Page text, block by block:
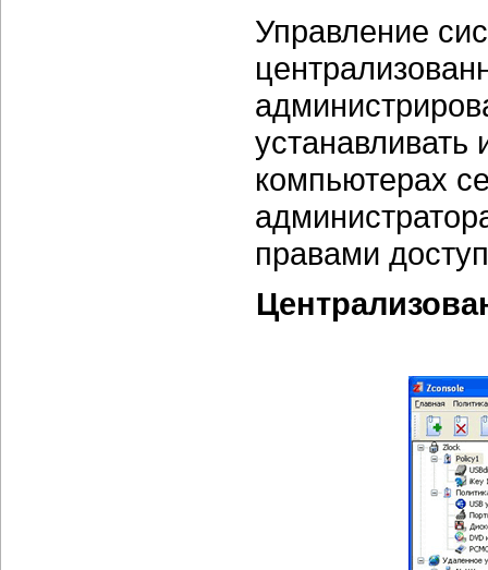
Управление
компьютерах
правами